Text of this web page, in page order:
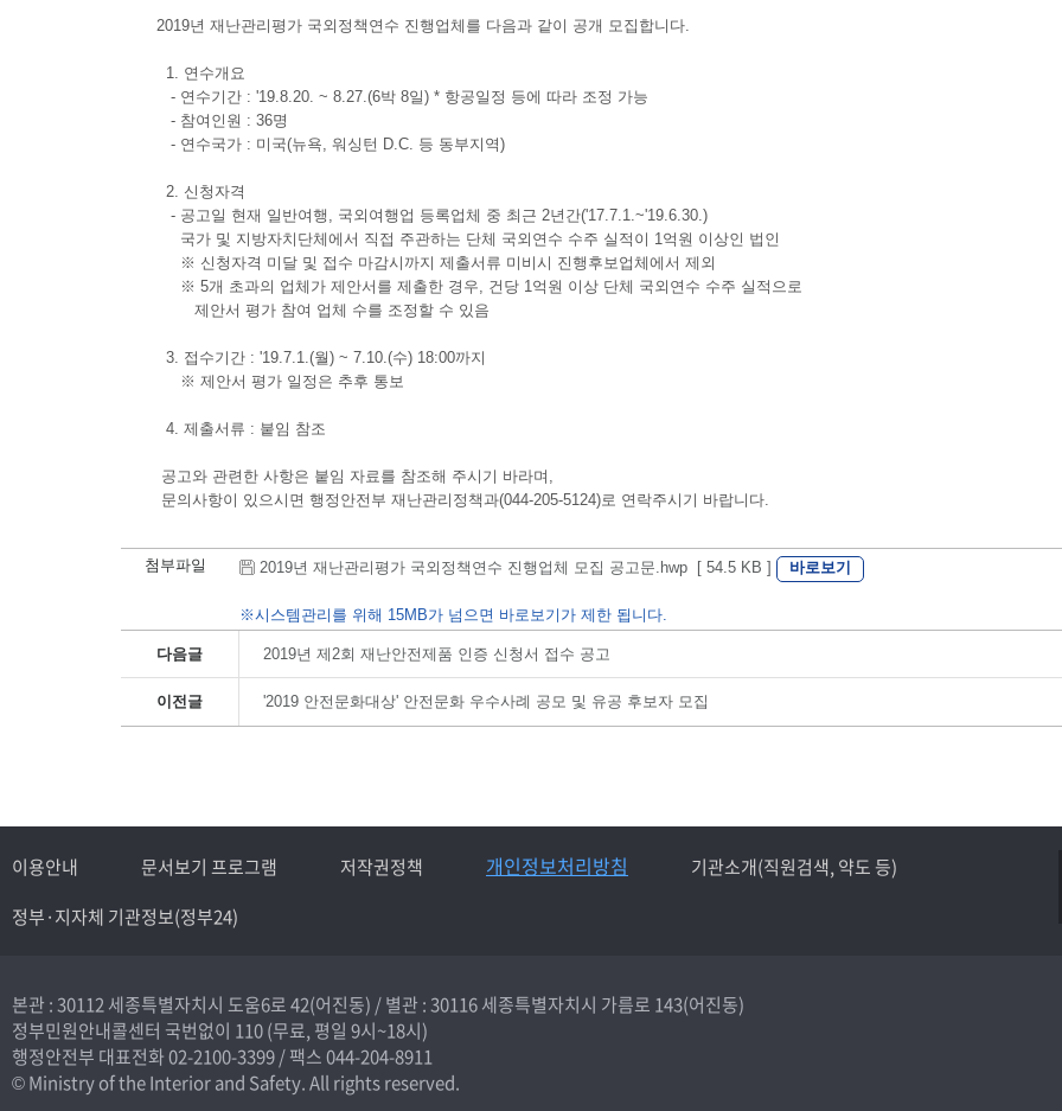
2019년 재난관리평가 국외정책연수 진행업체를 다음과 같이 공개 모집합니다.
1. 연수개요
- 연수기간 : '19.8.20. ~ 8.27.(6박 8일) * 항공일정 등에 따라 조정 가능
- 참여인원 : 36명
- 연수국가 : 미국(뉴욕, 워싱턴 D.C. 등 동부지역)
2. 신청자격
- 공고일 현재 일반여행, 국외여행업 등록업체 중 최근 2년간('17.7.1.~'19.6.30.)
국가 및 지방자치단체에서 직접 주관하는 단체 국외연수 수주 실적이 1억원 이상인 법인
※ 신청자격 미달 및 접수 마감시까지 제출서류 미비시 진행후보업체에서 제외
※ 5개 초과의 업체가 제안서를 제출한 경우, 건당 1억원 이상 단체 국외연수 수주 실적으로
제안서 평가 참여 업체 수를 조정할 수 있음
3. 접수기간 : '19.7.1.(월) ~ 7.10.(수) 18:00까지
※ 제안서 평가 일정은 추후 통보
4. 제출서류 : 붙임 참조
공고와 관련한 사항은 붙임 자료를 참조해 주시기 바라며,
문의사항이 있으시면 행정안전부 재난관리정책과(044-205-5124)로 연락주시기 바랍니다.
첨부파일 2019년 재난관리평가 국외정책연수 진행업체 모집 공고문.hwp [ 54.5 KB ] 바로보기
※시스템관리를 위해 15MB가 넘으면 바로보기가 제한 됩니다.
다음글 2019년 제2회 재난안전제품 인증 신청서 접수 공고
이전글 '2019 안전문화대상' 안전문화 우수사례 공모 및 유공 후보자 모집
이용안내 문서보기 프로그램 저작권정책 개인정보처리방침
기관소개(직원검색, 약도 등)
정부·지자체 기관정보(정부24)
본관 : 30112 세종특별자치시 도움6로 42(어진동) /별관 : 30116 세종특별자치시 가름로 143(어진동)
정부민원안내콜센터 국번없이 110(무료, 평일 9시~18시)
행정안전부 대표전화02-2100-3399/ 팩스 044-204-8911
© Ministry of the Interior and Safety. All rights reserved.